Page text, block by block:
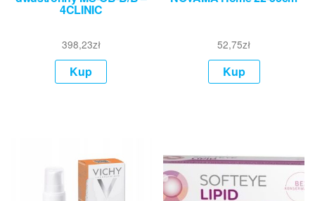
4CLINIC
398,23zł
Kup
52,75zł
Kup